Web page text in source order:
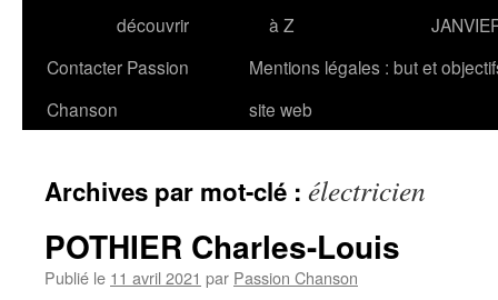
découvrir
à Z
Contacter Passion
Chanson
Mentions légales : but et
site web
Archives par mot-clé : électricien
POTHIER Charles-Louis
Publié le 11 avril 2021 par Passion Chanson